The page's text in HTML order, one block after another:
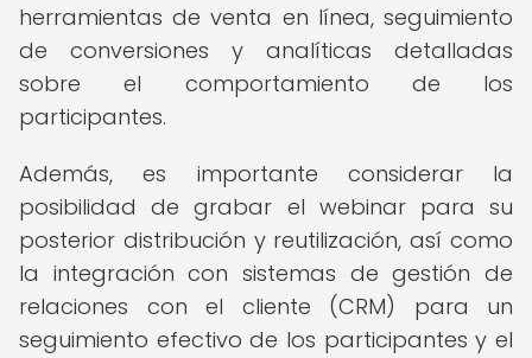
herramientas de venta en línea, seguimiento
de conversiones y analíticas detalladas
sobre el comportamiento de los
participantes.
Además, es importante considerar la
posibilidad de grabar el webinar para su
posterior distribución y reutilización, así como
la integración con sistemas de gestión de
relaciones con el cliente (CRM) para un
seguimiento efectivo de los participantes y el